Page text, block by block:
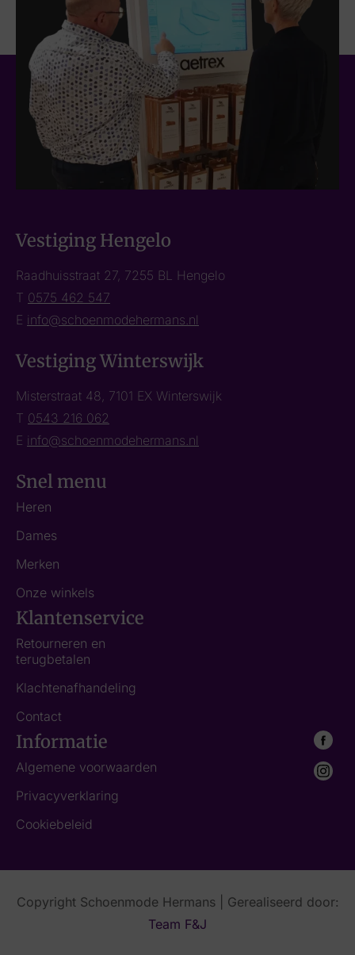
Vestiging Hengelo
Raadhuisstraat 27, 7255 BL Hengelo
T 0575 462 547
E info@schoenmodehermans.nl
Vestiging Winterswijk
Misterstraat 48, 7101 EX Winterswijk
T 0543 216 062
E info@schoenmodehermans.nl
Snel menu
Heren
Dames
Merken
Onze winkels
Klantenservice
Retourneren en
terugbetalen
Klachtenafhandeling
Contact
Informatie
Algemene voorwaarden
Privacyverklaring
Cookiebeleid
Copyright Schoenmode Hermans | Gerealiseerd door:
Team F&J